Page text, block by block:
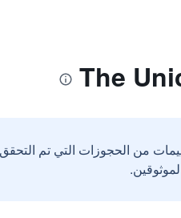
من الحجوزات التي تم